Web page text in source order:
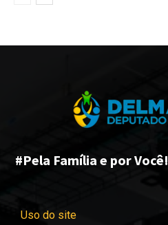
#Pela Família e por Você!
Uso do site